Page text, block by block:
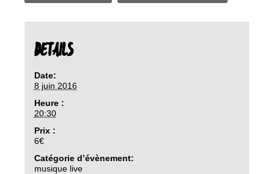
DETAILS
Date:
8 juin 2016
Heure :
20:30
Prix :
6€
Catégorie d’évènement:
musique live